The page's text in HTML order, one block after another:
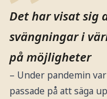
Det har visat sig
svängningar i
på möjligheter
– Under pandemin
passade på att säga